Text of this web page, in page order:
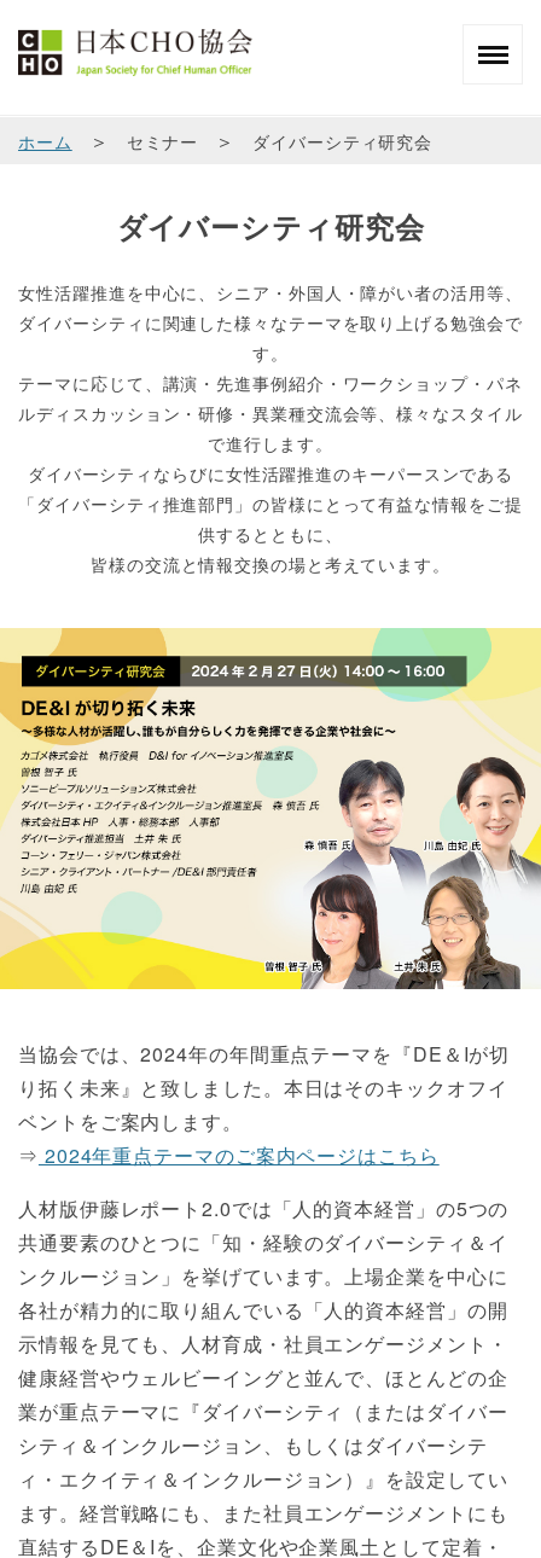
ホーム ＞ セミナー ＞ ダイバーシティ研究会
ダイバーシティ研究会
女性活躍推進を中心に、シニア・外国人・障がい者の活用等、
ダイバーシティに関連した様々なテーマを取り上げる勉強会で
す。
テーマに応じて、講演・先進事例紹介・ワークショップ・パネ
ルディスカッション・研修・異業種交流会等、様々なスタイル
で進行します。
ダイバーシティならびに女性活躍推進のキーパースンである
「ダイバーシティ推進部門」の皆様にとって有益な情報をご提
供するとともに、
皆様の交流と情報交換の場と考えています。
当協会では、2024年の年間重点テーマを『DE＆Iが切
り拓く未来』と致しました。本日はそのキックオフイ
ベントをご案内します。
⇒ 2024年重点テーマのご案内ページはこちら
人材版伊藤レポート2.0では「人的資本経営」の5つの
共通要素のひとつに「知・経験のダイバーシティ＆イ
ンクルージョン」を挙げています。上場企業を中心に
各社が精力的に取り組んでいる「人的資本経営」の開
示情報を見ても、人材育成・社員エンゲージメント・
健康経営やウェルビーイングと並んで、ほとんどの企
業が重点テーマに『ダイバーシティ（またはダイバー
シティ＆インクルージョン、もしくはダイバーシテ
ィ・エクイティ＆インクルージョン）』を設定してい
ます。経営戦略にも、また社員エンゲージメントにも
直結するDE＆Iを、企業文化や企業風土として定着・